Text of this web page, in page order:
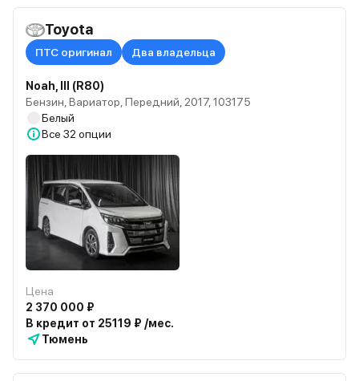
Toyota
ПТС оригинал Два владельца
Noah, III (R80)
Бензин, Вариатор, Передний, 2017, 103175
Белый
Все 32 опции
Цена
2 370 000 ₽
В кредит от 25119 ₽ /мес.
Тюмень